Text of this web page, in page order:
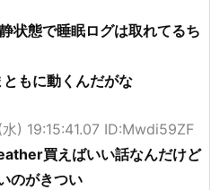
状態で睡眠ログは取れてるち
もに動くんだがな
) 19:15:41.07 ID:Mwdi59ZF
買えばいい話なんだけど
のがきつい